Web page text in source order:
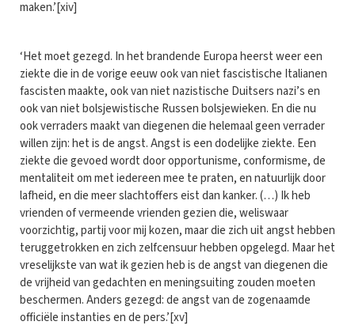
maken.’[xiv]
‘Het moet gezegd. In het brandende Europa heerst weer een
ziekte die in de vorige eeuw ook van niet fascistische Italianen
fascisten maakte, ook van niet nazistische Duitsers nazi’s en
ook van niet bolsjewistische Russen bolsjewieken. En die nu
ook verraders maakt van diegenen die helemaal geen verrader
willen zijn: het is de angst. Angst is een dodelijke ziekte. Een
ziekte die gevoed wordt door opportunisme, conformisme, de
mentaliteit om met iedereen mee te praten, en natuurlijk door
lafheid, en die meer slachtoffers eist dan kanker. (…) Ik heb
vrienden of vermeende vrienden gezien die, weliswaar
voorzichtig, partij voor mij kozen, maar die zich uit angst hebben
teruggetrokken en zich zelfcensuur hebben opgelegd. Maar het
vreselijkste van wat ik gezien heb is de angst van diegenen die
de vrijheid van gedachten en meningsuiting zouden moeten
beschermen. Anders gezegd: de angst van de zogenaamde
officiële instanties en de pers.’[xv]